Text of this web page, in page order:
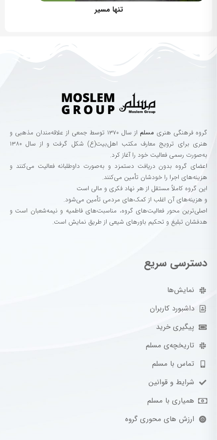
تنها مسیر
گروه‌ فرهنگی‌ هنری‌ مسلم
از سال ۱۳۷۰ توسط جمعی از علاقه‌مندان مذهبی و
هنری برای ترویج معارف مکتب اهل‌بیت(ع) شکل گرفت و از سال ۱۳۸۰
به‌صورت رسمی فعالیت خود را آغاز کرد.
اعضای گروه بدون دریافت دستمزد و به‌صورت داوطلبانه فعالیت می‌کنند و
هزینه‌های اجرا را خودشان تأمین می‌کنند.
این گروه کاملاً مستقل از هر نهاد فکری و مالی است
و هزینه‌های آن اغلب از کمک‌های مردمی تأمین می‌شود.
اصلی‌ترین محور فعالیت‌های گروه، مناسبت‌های فاطمیه و نیمه‌شعبان است و
هدفشان تبلیغ و تحکیم باورهای شیعی از طریق نمایش است.
دسترسی سریع
نمایش‌ها
داشبورد کاربران
پیگیری خرید
تاریخچه‌ی مسلم
تماس با مسلم
شرایط و قوانین
همیاری با مسلم
ارزش های محوری گروه